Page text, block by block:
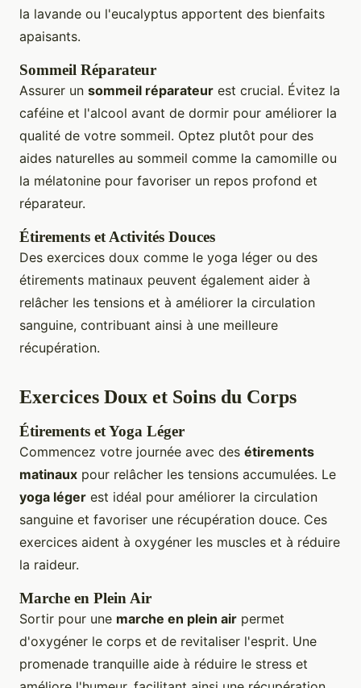
la lavande ou l'eucalyptus apportent des bienfaits
apaisants.
Sommeil Réparateur
Assurer un sommeil réparateur est crucial. Évitez la
caféine et l'alcool avant de dormir pour améliorer la
qualité de votre sommeil. Optez plutôt pour des
aides naturelles au sommeil comme la camomille ou
la mélatonine pour favoriser un repos profond et
réparateur.
Étirements et Activités Douces
Des exercices doux comme le yoga léger ou des
étirements matinaux peuvent également aider à
relâcher les tensions et à améliorer la circulation
sanguine, contribuant ainsi à une meilleure
récupération.
Exercices Doux et Soins du Corps
Étirements et Yoga Léger
Commencez votre journée avec des étirements
matinaux pour relâcher les tensions accumulées. Le
yoga léger est idéal pour améliorer la circulation
sanguine et favoriser une récupération douce. Ces
exercices aident à oxygéner les muscles et à réduire
la raideur.
Marche en Plein Air
Sortir pour une marche en plein air permet
d'oxygéner le corps et de revitaliser l'esprit. Une
promenade tranquille aide à réduire le stress et